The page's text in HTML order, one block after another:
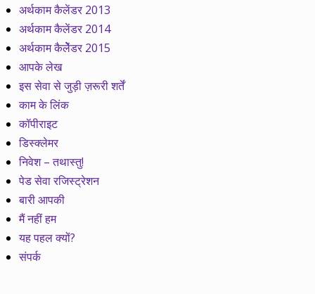
अर्थकाम कैलेंडर 2013
अर्थकाम कैलेंडर 2014
अर्थकाम कैलेेंडर 2015
आपके लेख
इस सेवा से जुड़ी ज़रूरी शर्तें
काम के लिंक
कॉपीराइट
डिस्क्लेमर
निवेश – तथास्तु!
पेड सेवा रजिस्ट्रेशन
बारी आपकी
मैं नहीं हम
यह पहल क्यों?
संपर्क